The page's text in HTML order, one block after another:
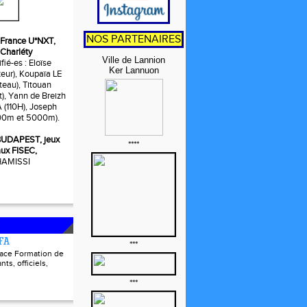
U*NXT,
es : Eloïse
Koupaïa LE
Titouan
Yann de Breizh
Joseph
et 5000m).
jeux
FISEC,
Formation de
officiels,
NOS PARTENAIRES
Ville de Lannion
Ker Lannuon
****
***
***